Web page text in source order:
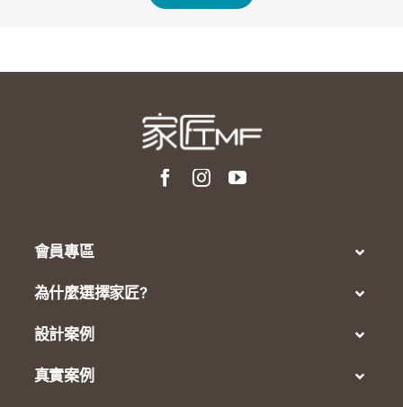
會員專區
為什麼選擇家匠?
設計案例
真實案例